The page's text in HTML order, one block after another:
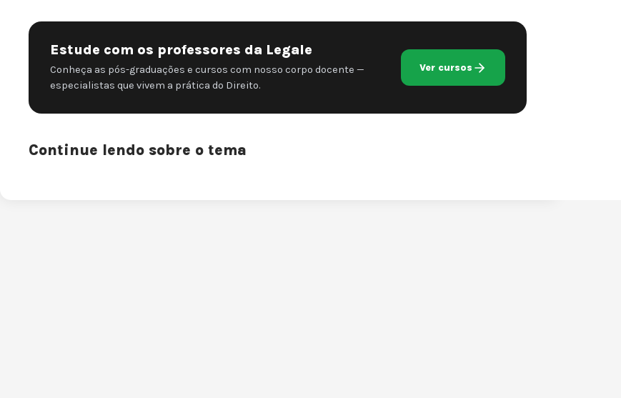
Estude com os professores da Legale
Conheça as pós-graduações e cursos com nosso corpo docente —
especialistas que vivem a prática do Direito.
Ver cursos
Continue lendo sobre o tema